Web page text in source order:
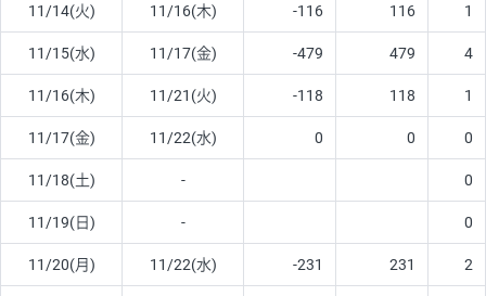
11/14(火) 11/16(木) -116 116 1
11/15(水) 11/17(金) -479 479 4
11/16(木) 11/21(火) -118 118 1
11/17(金) 11/22(水) 0 0 0
11/18(土) - 0
11/19(日) - 0
11/20(月) 11/22(水) -231 231 2